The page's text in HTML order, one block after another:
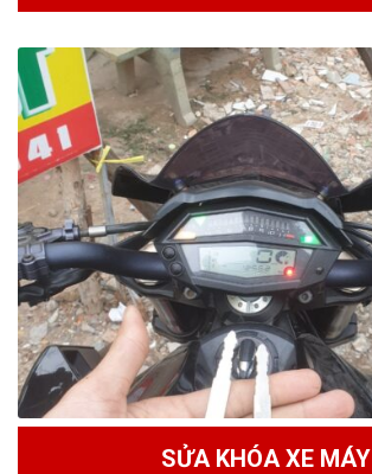
SỬA KHÓA XE MÁY